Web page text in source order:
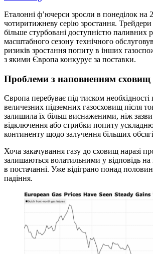
Еталонні ф’ючерси зросли в понеділок
чотиритижневу серію зростання.
більше стурбовані доступністю паливних
масштабного сезону технічного
ризиків зростання попиту в інших
з якими Європа конкурує за поставки.
Проблеми з наповненням сховищ
Європа перебуває під тиском
величезних підземних газосховищ після
залишила їх більш виснаженими, ніж
відключення або стрибки попиту
континенту щодо залучення більших
Хоча закачування газу до сховищ наразі
залишаються волатильними у відповідь
в постачанні. Уже відіграно понад
падіння.